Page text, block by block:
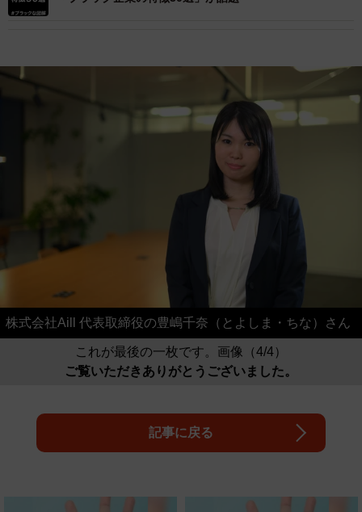
株式会社Aill 代表取締役の豊嶋千奈（とよしま・ちな）さん
これが最後の一枚です。画像（4/4）
ご覧いただきありがとうございました。
記事に戻る